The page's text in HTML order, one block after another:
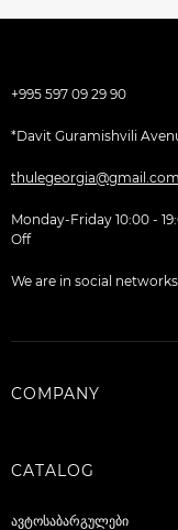
+995 597 09 29 90
thulegeorgia@gmail.com
Monday-Friday 10:00 - 19:00 Saturday: 10:00-18:00
Off
We are in social networks
COMPANY
CATALOG
ავტოსაბარგულები